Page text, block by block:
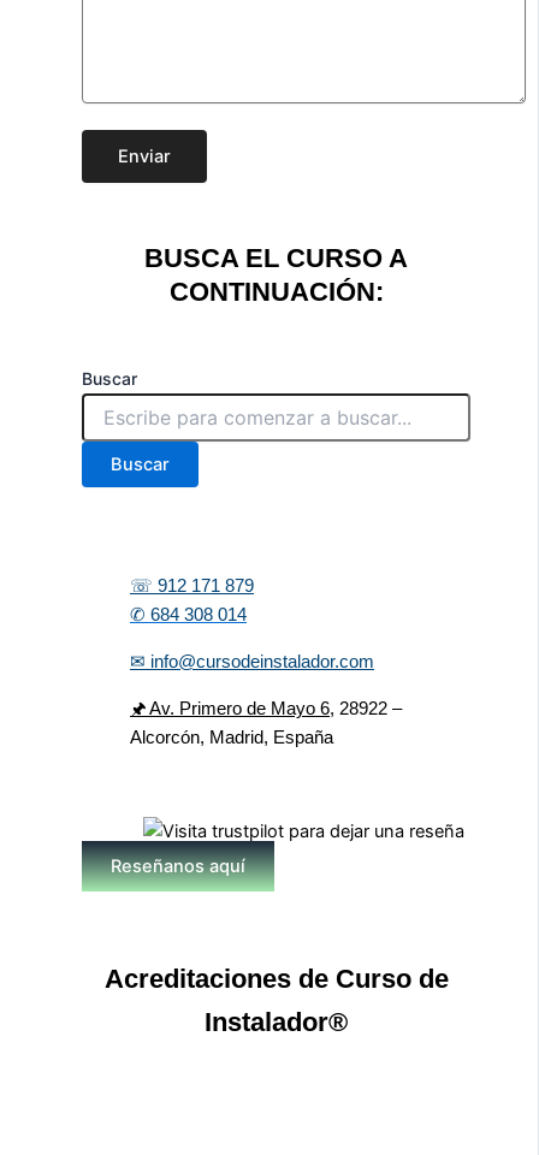
Enviar
BUSCA EL CURSO A
CONTINUACIÓN:
Buscar
Buscar
☏ 912 171 879
✆ 684 308 014
✉ info@cursodeinstalador.com
🖈 Av. Primero de Mayo 6, 28922 –
Alcorcón, Madrid, España
Reseñanos aquí
Acreditaciones de Curso de
Instalador®